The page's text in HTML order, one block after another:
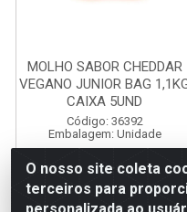
MOLHO SABOR CHEDDAR
VEGANO JUNIOR BAG
CAIXA 5UND
Código: 36392
Embalagem: Unidade
O nosso site coleta
terceiros para